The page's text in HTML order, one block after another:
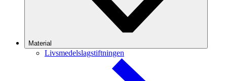
Material
Livsmedelslagstiftningen